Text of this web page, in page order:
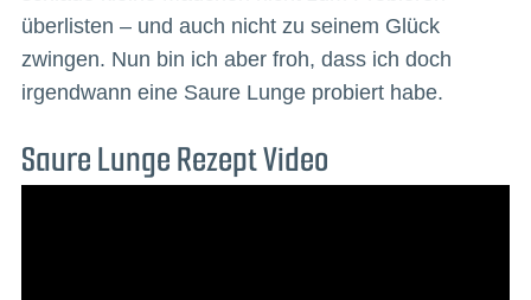
überlisten – und auch nicht zu seinem Glück
zwingen. Nun bin ich aber froh, dass ich doch
irgendwann eine Saure Lunge probiert habe.
Saure Lunge Rezept Video